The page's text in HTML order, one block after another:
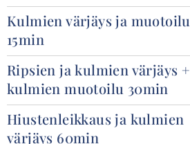
Kulmien värjäys ja muotoilu
15min
Ripsien ja kulmien värjäys +
kulmien muotoilu 30min
Hiustenleikkaus ja kulmien
värjäys 60min